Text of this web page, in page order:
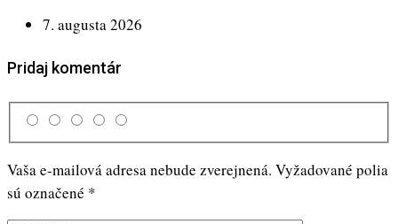
7. augusta 2026
Pridaj komentár
Vaša e-mailová adresa nebude zverejnená. Vyžadované polia
sú označené *